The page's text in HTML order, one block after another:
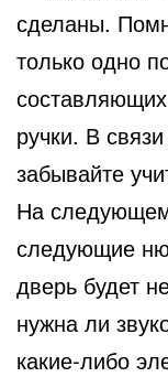
сделаны.
только одно
ручки. В
забывайте
На
следующие
дверь будет
нужна ли
какие-либо